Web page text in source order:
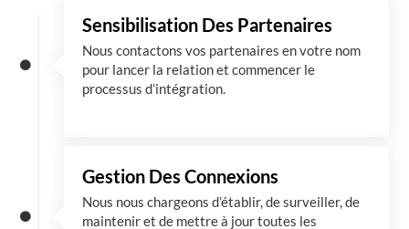
Sensibilisation Des Partenaires
Nous contactons vos partenaires en votre nom
pour lancer la relation et commencer le
processus d’intégration.
Gestion Des Connexions
Nous nous chargeons d’établir, de surveiller, de
maintenir et de mettre à jour toutes les